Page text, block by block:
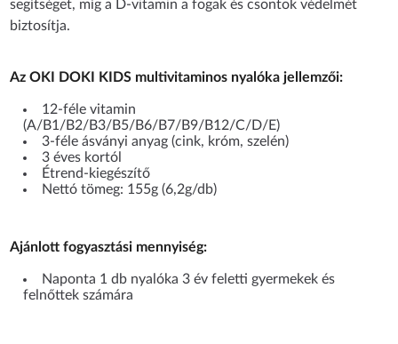
segítséget, míg a D-vitamin a fogak és csontok védelmét
biztosítja.
Az OKI DOKI KIDS multivitaminos nyalóka jellemzői:
12-féle vitamin
(A/B1/B2/B3/B5/B6/B7/B9/B12/C/D/E)
3-féle ásványi anyag (cink, króm, szelén)
3 éves kortól
Étrend-kiegészítő
Nettó tömeg: 155g (6,2g/db)
Ajánlott fogyasztási mennyiség:
Naponta 1 db nyalóka 3 év feletti gyermekek és
felnőttek számára